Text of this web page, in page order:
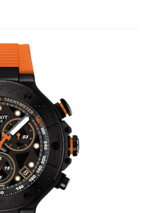
szwajcarskich marek
roku nieprzerwanie łączy
zegarmistrzowską.
będącej sercem szwajcarskiego
początku stawiała na precyzję,
Tissot są symbolem zaufania,
w ponad 160 krajach
marki Tissot